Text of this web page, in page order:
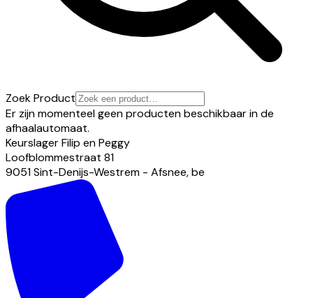
Zoek Product
Er zijn momenteel geen producten beschikbaar in de
afhaalautomaat.
Keurslager Filip en Peggy
Loofblommestraat 81
9051Sint-Denijs-Westrem - Afsnee,be